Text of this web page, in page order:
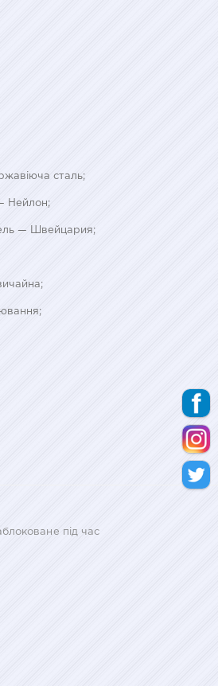
сталь;
Нейлон;
— Швейцария;
під час